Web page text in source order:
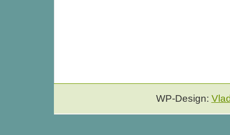
WP-Design: